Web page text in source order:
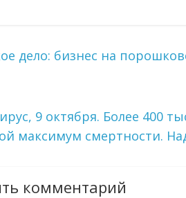
дело: бизнес на
9 октября. Более 400
максимум смертности.
комментарий